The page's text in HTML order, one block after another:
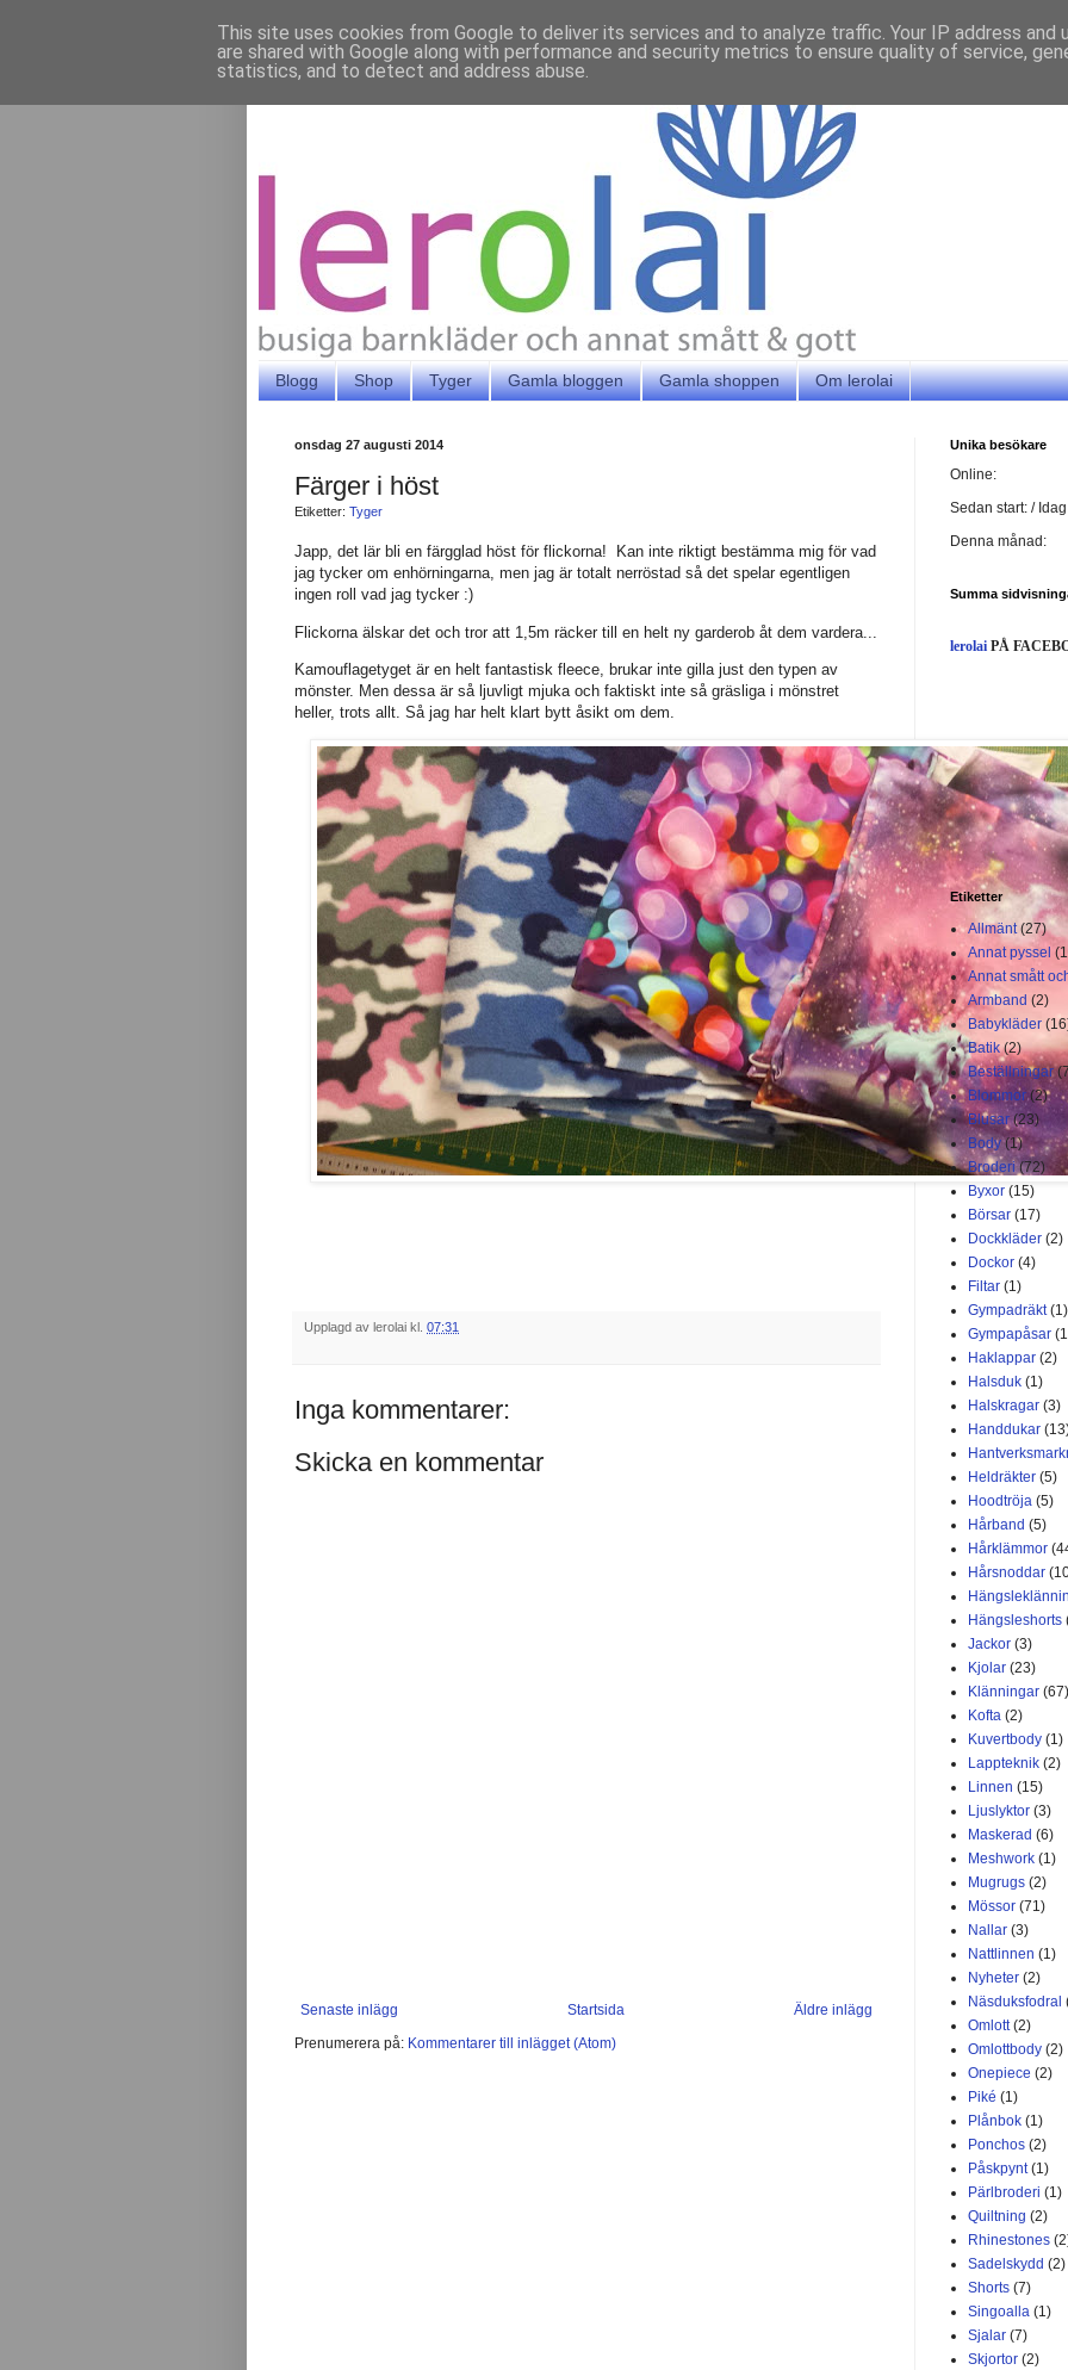
Blogg Shop Tyger Gamla bloggen Gamla shoppen Om lerolai
onsdag 27 augusti 2014
Färger i höst
Etiketter: Tyger
Japp, det lär bli en färgglad höst för flickorna! Kan inte riktigt bestämma mig för vad
jag tycker om enhörningarna, men jag är totalt nerröstad så det spelar egentligen
ingen roll vad jag tycker :)
Flickorna älskar det och tror att 1,5m räcker till en helt ny garderob åt dem vardera...
Kamouflagetyget är en helt fantastisk fleece, brukar inte gilla just den typen av
mönster. Men dessa är så ljuvligt mjuka och faktiskt inte så gräsliga i mönstret
heller, trots allt. Så jag har helt klart bytt åsikt om dem.
Upplagd av lerolai kl. 07:31
Inga kommentarer:
Skicka en kommentar
Senaste inlägg Äldre inlägg
Startsida
Prenumerera på: Kommentarer till inlägget (Atom)
Unika besökare
Online:
Sedan start: /
Denna månad:
Summa
lerolai PÅ
Etiketter
Allmänt (27)
Annat pyssel
Annat smått
Armband (2)
Babykläder
Batik (2)
Beställningar
Blommor (2)
Blusar (23)
Body (1)
Broderi (72)
Byxor (15)
Börsar (17)
Dockkläder (2)
Dockor (4)
Filtar (1)
Gympadräkt (1)
Gympapåsar
Haklappar (2)
Halsduk (1)
Halskragar (3)
Handdukar
Heldräkter (5)
Hoodtröja (5)
Hårband (5)
Hårklämmor
Hårsnoddar
Hängsleshorts
Jackor (3)
Kjolar (23)
Klänningar (67)
Kofta (2)
Kuvertbody (1)
Lappteknik (2)
Linnen (15)
Ljuslyktor (3)
Maskerad (6)
Meshwork (1)
Mugrugs (2)
Mössor (71)
Nallar (3)
Nattlinnen (1)
Nyheter (2)
Näsduksfodral
Omlott (2)
Omlottbody (2)
Onepiece (2)
Piké (1)
Plånbok (1)
Ponchos (2)
Påskpynt (1)
Pärlbroderi (1)
Quiltning (2)
Rhinestones
Sadelskydd (2)
Shorts (7)
Singoalla (1)
Sjalar (7)
Skjortor (2)
This site uses cookies from Google to deliver its services and to analyze traffic. Your IP address and
are shared with Google along with performance and security metrics to ensure quality of service,
statistics, and to detect and address abuse.